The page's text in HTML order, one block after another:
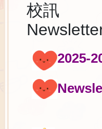
校訊
2025-